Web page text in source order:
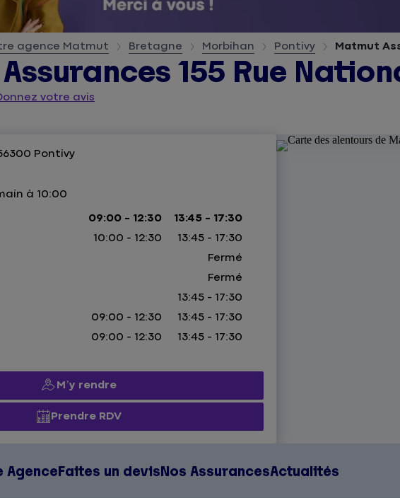
agence Matmut Bretagne Morbihan Pontivy Matmut
155 Rue
votre avis
Pontivy
à 10:00
09:00 - 12:30
13:45 - 17:30
10:00 - 12:30
13:45 - 17:30
Fermé
Fermé
13:45 - 17:30
09:00 - 12:30
13:45 - 17:30
09:00 - 12:30
13:45 - 17:30
M’y rendre
Prendre RDV
Agence Faites un devis Nos AssurancesActualités